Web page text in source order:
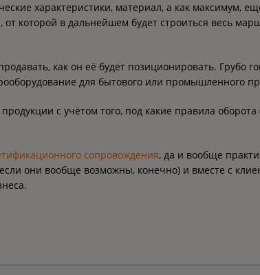
характеристики, материал, а как максимум,
которой в дальнейшем будет строиться весь
как он её будет позиционировать. Грубо
для бытового или промышленного
с учётом того, под какие правила оборота
сопровождения, да и вообще
они вообще возможны, конечно) и вместе с